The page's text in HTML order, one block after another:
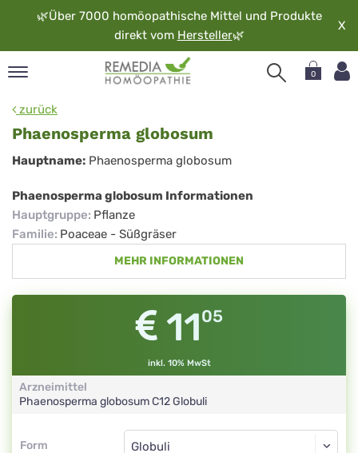
🌿Über 7000 homöopathische Mittel und Produkte
direkt vom Hersteller🌿
X
0
zurück
Phaenosperma globosum
Phaenosperma
globosum
Hauptname: Phaenosperma globosum
Phaenosperma globosum Informationen
Hauptgruppe: Pflanze
Familie: Poaceae - Süßgräser
MEHR INFORMATIONEN
1105
inkl. 10% MwSt
Arzneimittel
Phaenosperma globosumC12Globuli
Form
Form